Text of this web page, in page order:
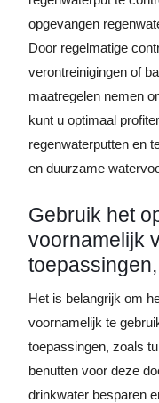
opgevangen
Door regelmatige
verontreinigingen of
maatregelen nemen
kunt u optimaal
regenwaterputten en
en duurzame
Gebruik het
voornamelijk
Het is belangrijk om
voornamelijk te
toepassingen, zoals
benutten voor deze
drinkwater besparen